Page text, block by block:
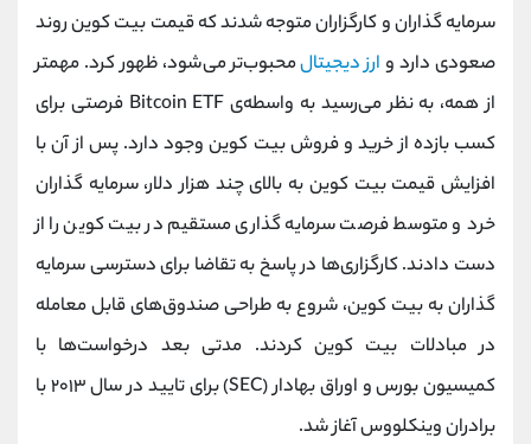
سرمایه گذاران و کارگزاران متوجه شدند که قیمت بیت کوین روند
صعودی دارد و ارز دیجیتالمحبوب‌تر می‌شود، ظهور کرد. مهمتر
از همه، به نظر می‌رسید به واسطه‌ی Bitcoin ETF فرصتی برای
کسب بازده از خرید و فروش بیت کوین وجود دارد. پس از آن با
افزایش قیمت بیت کوین به بالای چند هزار دلار، سرمایه گذاران
خرد و متوسط فرصت سرمایه گذاری مستقیم در بیت کوین را از
دست دادند. کارگزاری‌ها در پاسخ به تقاضا برای دسترسی سرمایه
گذاران به بیت کوین، شروع به طراحی صندوق‌های قابل معامله
در مبادلات بیت کوین کردند. مدتی بعد درخواست‌ها با
کمیسیون بورس و اوراق بهادار (SEC) برای تایید در سال ۲۰۱۳ با
برادران وینکلووس آغاز شد.